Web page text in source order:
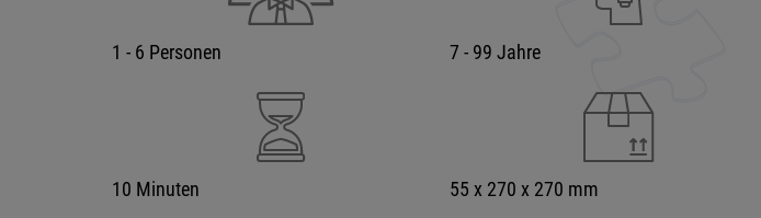
1 - 6 Personen 7 - 99 Jahre
10 Minuten 55 x 270 x 270 mm